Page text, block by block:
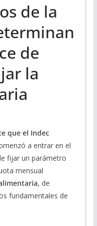
de la
de
la
que el Indec
a entrar en el
fijar un parámetro
mensual
, de
fundamentales de